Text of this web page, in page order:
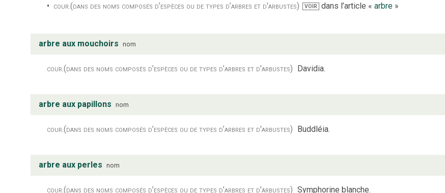
cour. (dans des noms composés d’espèces ou de types d’arbres et d'arbustes) VOIR dans l’article « arbre»
arbre aux mouchoirs nom
cour. (dans des noms composés d’espèces ou de types d’arbres et d'arbustes) Davidia.
arbre aux papillons nom
cour. (dans des noms composés d’espèces ou de types d’arbres et d'arbustes) Buddléia.
arbre aux perles nom
cour. (dans des noms composés d’espèces ou de types d’arbres et d'arbustes) Symphorine blanche.